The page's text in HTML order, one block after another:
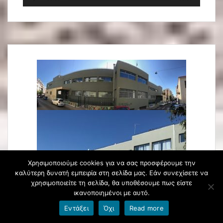
Χρησιμοποιούμε cookies για να σας προσφέρουμε την
καλύτερη δυνατή εμπειρία στη σελίδα μας. Εάν συνεχίσετε να
χρησιμοποιείτε τη σελίδα, θα υποθέσουμε πως είστε
ικανοποιημένοι με αυτό.
Εντάξει
Όχι Read more